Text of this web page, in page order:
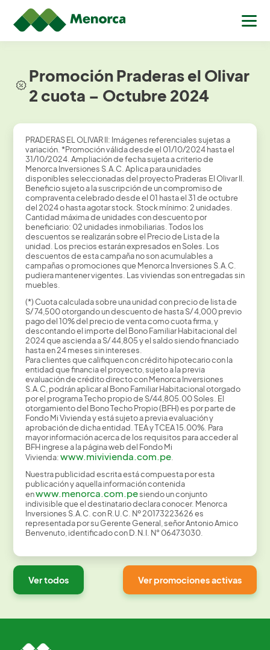
Promoción Praderas el Olivar
2 cuota – Octubre 2024
PRADERAS EL OLIVAR II: Imágenes referenciales sujetas a
variación. *Promoción válida desde el 01/10/2024 hasta el
31/10/2024. Ampliación de fecha sujeta a criterio de
Menorca Inversiones S.A.C. Aplica para unidades
disponibles seleccionadas del proyecto Praderas El Olivar II.
Beneficio sujeto a la suscripción de un compromiso de
compraventa celebrado desde el 01 hasta el 31 de octubre
del 2024 o hasta agotar stock. Stock mínimo: 2 unidades.
Cantidad máxima de unidades con descuento por
beneficiario: 02 unidades inmobiliarias. Todos los
descuentos se realizarán sobre el Precio de Lista de la
unidad. Los precios estarán expresados en Soles. Los
descuentos de esta campaña no son acumulables a
campañas o promociones que Menorca Inversiones S.A.C.
pudiera mantener vigentes. Las viviendas son entregadas sin
muebles.
(*) Cuota calculada sobre una unidad con precio de lista de
S/ 74,500 otorgando un descuento de hasta S/ 4,000 previo
pago del 10% del precio de venta como cuota firma, y
descontando el importe del Bono Familiar Habitacional del
2024 que ascienda a S/ 44,805 y el saldo siendo financiado
hasta en 24 meses sin intereses.
Para clientes que califiquen con crédito hipotecario con la
entidad que financia el proyecto, sujeto a la previa
evaluación de crédito directo con Menorca Inversiones
S.A.C, podrán aplicar al Bono Familiar Habitacional otorgado
por el programa Techo propio de S/44,805.00 Soles. El
otorgamiento del Bono Techo Propio (BFH) es por parte de
Fondo Mi Vivienda y está sujeto a previa evaluación y
aprobación de dicha entidad. TEA y TCEA 15.00%. Para
mayor información acerca de los requisitos para acceder al
BFH ingrese a la página web del Fondo Mi
Vivienda:www.mivivienda.com.pe.
Nuestra publicidad escrita está compuesta por esta
publicación y aquella información contenida
enwww.menorca.com.pesiendo un conjunto
indivisible que el destinatario declara conocer. Menorca
Inversiones S.A.C. con R.U.C. Nº 20173223626 es
representada por su Gerente General, señor Antonio Amico
Benvenuto, identificado con D.N.I. N° 06473030.
Ver todos Ver promociones activas